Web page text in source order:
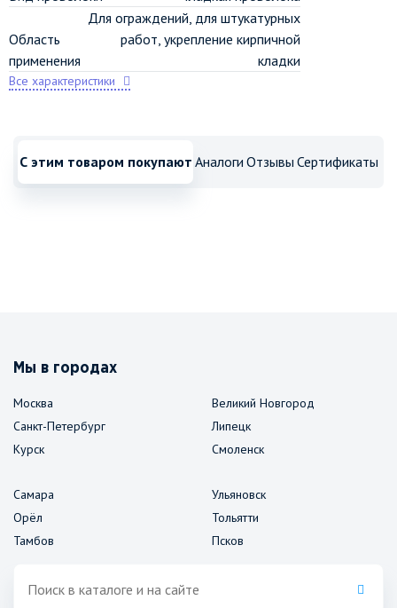
Область
применения
Для ограждений, для штукатурных
работ, укрепление кирпичной
кладки
Все характеристики
С этим товаром покупают Аналоги Отзывы Сертификаты
Мы в городах
Москва
Санкт-Петербург
Курск
Великий Новгород
Липецк
Смоленск
Самара
Орёл
Тамбов
Ульяновск
Тольятти
Псков